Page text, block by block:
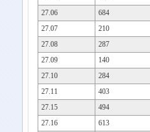
27.06
684
27.07
210
27.08
287
27.09
140
27.10
284
27.11
403
27.15
494
27.16
613